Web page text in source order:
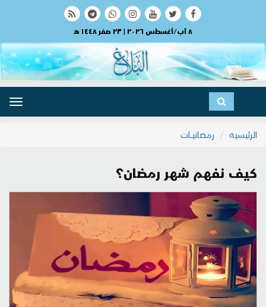
٨ آب/أغسطس ٢٠٢٦ | ٢٣ صفر ١٤٤٨ هـ
الرئيسية
رمضانيــات
كيف نفهم شهر رمضان؟